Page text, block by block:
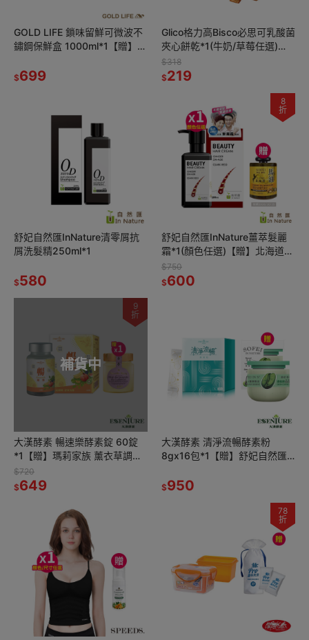
GOLD LIFE 鎖味留鮮可微波不
鏽鋼保鮮盒 1000ml*1【贈】超
1000ml*1
$699
Glico格力高Bisco必思可乳酸菌
夾心餅乾*1(牛奶/草莓任選)
【贈】不二家 Peko牛奶糖*1效
期26.12.17
$318
$219
舒妃自然匯InNature清零屑抗
屑洗髮精250ml*1
$580
8
折
舒妃自然匯InNature薑萃髮麗
霜*1(顏色任選)【贈】北海道馬
油強效保濕柔潤洗髮精*1效期
2026.10.25
$750
$600
補貨中
9
折
大漢酵素 暢速樂酵素錠 60錠
*1【贈】瑪莉家族 薰衣草調製
蜂蜜 150g*1 效期2026.10.03
$720
$649
大漢酵素 清淨流暢酵素粉
8gx16包*1【贈】舒妃自然匯
髮膜 300ml*1
$950
78
折